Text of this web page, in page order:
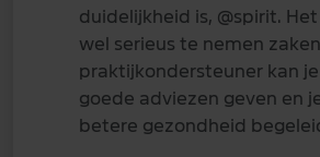
duidelijkheid is, @spirit.
wel serieus te nemen
praktijkondersteuner kan
goede adviezen geven en
betere gezondheid